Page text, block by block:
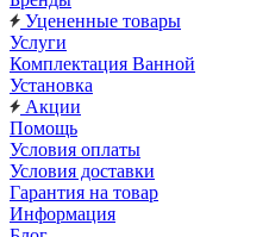
Уцененные товары
Услуги
Комплектация Ванной
Установка
Акции
Помощь
Условия оплаты
Условия доставки
Гарантия на товар
Информация